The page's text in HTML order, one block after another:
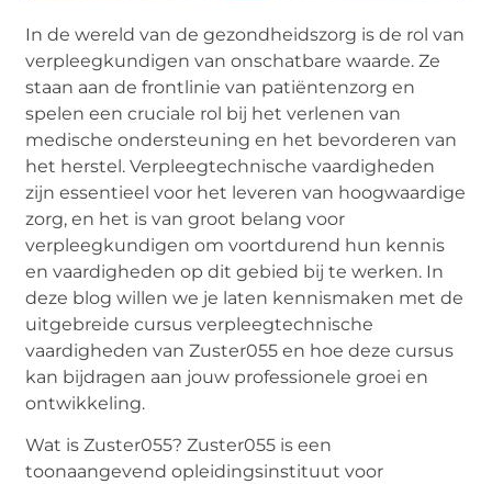
In de wereld van de gezondheidszorg is de rol van
verpleegkundigen van onschatbare waarde. Ze
staan ​​aan de frontlinie van patiëntenzorg en
spelen een cruciale rol bij het verlenen van
medische ondersteuning en het bevorderen van
het herstel. Verpleegtechnische vaardigheden
zijn essentieel voor het leveren van hoogwaardige
zorg, en het is van groot belang voor
verpleegkundigen om voortdurend hun kennis
en vaardigheden op dit gebied bij te werken. In
deze blog willen we je laten kennismaken met de
uitgebreide cursus verpleegtechnische
vaardigheden van Zuster055 en hoe deze cursus
kan bijdragen aan jouw professionele groei en
ontwikkeling.
Wat is Zuster055? Zuster055 is een
toonaangevend opleidingsinstituut voor